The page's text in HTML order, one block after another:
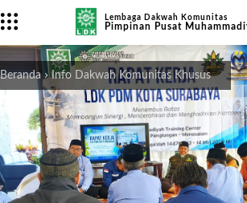
Lembaga Dakwah Komunitas
Pimpinan Pusat
Beranda Info Dakwah Komunitas Khusus